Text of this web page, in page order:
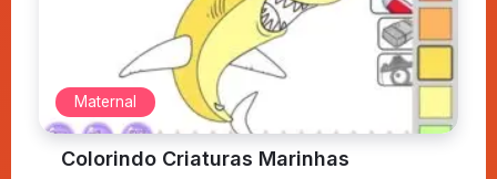
Maternal
Colorindo Criaturas Marinhas